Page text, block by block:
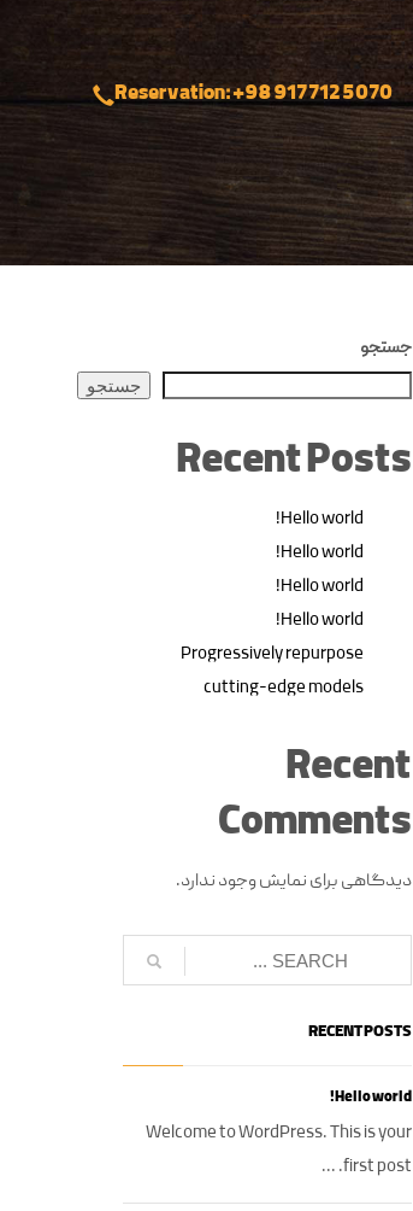
Reservation: +98 917 712 5070
جستجو
جستجو
Recent Posts
Hello world!
Hello world!
Hello world!
Hello world!
Progressively repurpose
cutting-edge models
Recent
Comments
دیدگاهی برای نمایش وجود ندارد.
RECENT POSTS
Hello world!
Welcome to WordPress. This is your
first post. ...